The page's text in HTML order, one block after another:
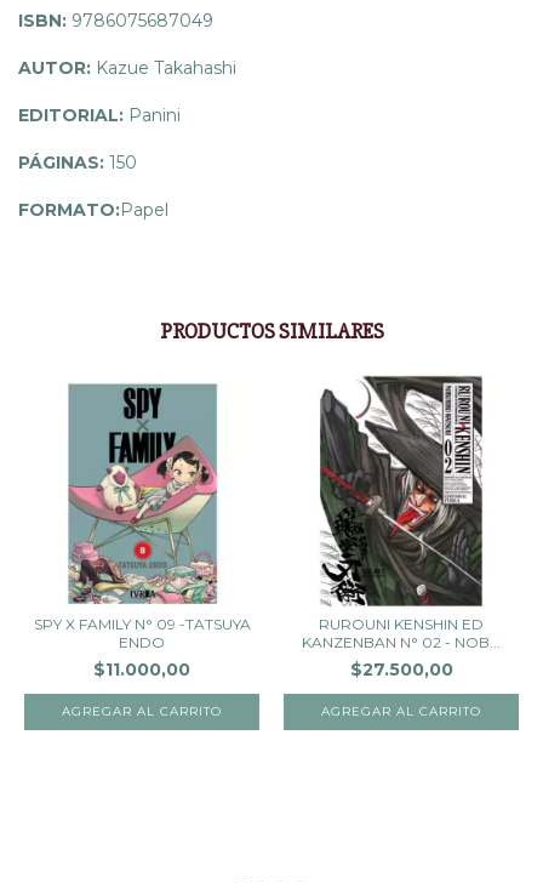
ISBN: 9786075687049
AUTOR: Kazue Takahashi
EDITORIAL: Panini
PÁGINAS: 150
FORMATO:Papel
PRODUCTOS SIMILARES
SPY X FAMILY N° 09 -TATSUYA
ENDO
$11.000,00
RUROUNI KENSHIN ED
KANZENBAN N° 02 - NOB...
$27.500,00